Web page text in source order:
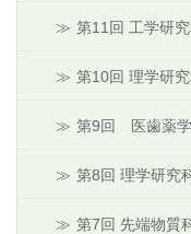
第11回 工学研
第10回 理学研
第9回 医歯薬
第8回 理学研究
第7回 先端物質